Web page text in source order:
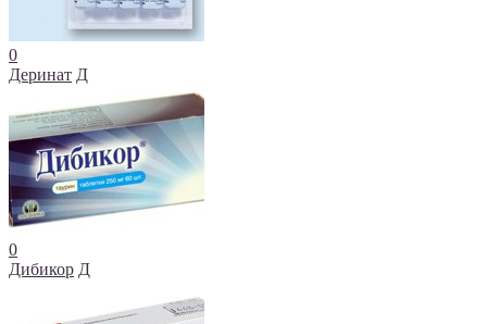
0
Деринат Д
0
Дибикор Д